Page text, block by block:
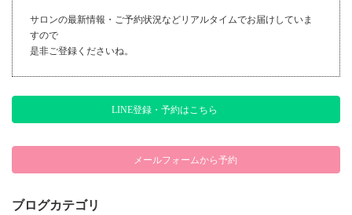
サロンの最新情報・ご予約状況などリアルタイムでお届けしていま
すので
是非ご登録くださいね。
LINE登録・予約はこちら
メールフォームから予約
ブログカテゴリ